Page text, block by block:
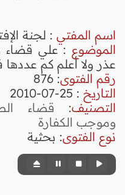
اسم المفتي : لجنة
الموضوع : علي
عذر ولا أعلم كم عددها
رقم الفتوى:
876
التاريخ : 25-07-2010
التصنيف: قضاء
وموجب الكفارة
نوع الفتوى: بحثية